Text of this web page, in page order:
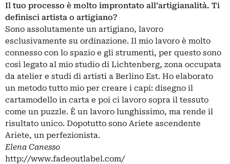
Il tuo processo è molto improntato all’artigianalità. Ti
definisci artista o artigiano?
Sono assolutamente un artigiano, lavoro
esclusivamente su ordinazione. Il mio lavoro è molto
connesso con lo spazio e gli strumenti, per questo sono
così legato al mio studio di Lichtenberg, zona occupata
da atelier e studi di artisti a Berlino Est. Ho elaborato
un metodo tutto mio per creare i capi: disegno il
cartamodello in carta e poi ci lavoro sopra il tessuto
come un puzzle. È un lavoro lunghissimo, ma rende il
risultato unico. Dopotutto sono Ariete ascendente
Ariete, un perfezionista.
Elena Canesso
http://www.fadeoutlabel.com/